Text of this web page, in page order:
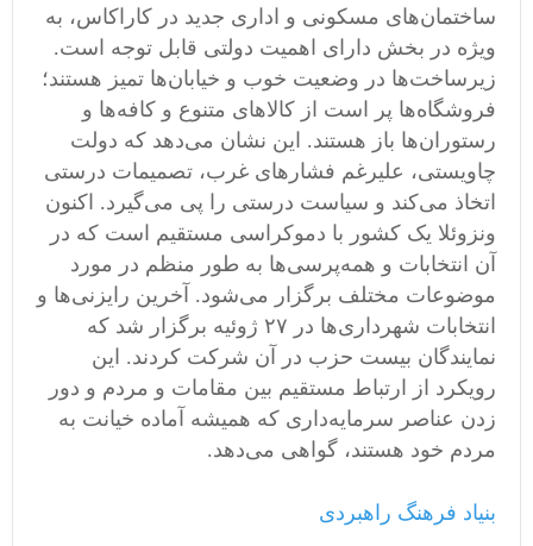
ساختمان‌های مسکونی و اداری جدید در کاراکاس، به
ویژه در بخش دارای اهمیت دولتی قابل توجه است.
زیرساخت‌ها در وضعیت خوب و خیابان‌ها تمیز هستند؛
فروشگاه‌ها پر است از کالاهای متنوع و کافه‌ها و
رستوران‌ها باز هستند. این نشان می‌دهد که دولت
چاویستی، علیرغم فشارهای غرب، تصمیمات درستی
اتخاذ می‌کند و سیاست درستی را پی می‌گیرد. اکنون
ونزوئلا یک کشور با دموکراسی مستقیم است که در
آن انتخابات و همه‌پرسی‌ها به طور منظم در مورد
موضوعات مختلف برگزار می‌شود. آخرین رایزنی‌ها و
انتخابات شهرداری‌ها در ٢٧ ژوئیه برگزار شد که
نمایندگان بیست حزب در آن شرکت کردند. این
رویکرد از ارتباط مستقیم بین مقامات و مردم و دور
زدن عناصر سرمایه‌داری که همیشه آماده خیانت به
مردم خود هستند، گواهی می‌دهد.
بنیاد فرهنگ راهبردی